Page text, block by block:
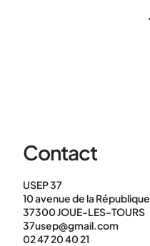
Contact
USEP 37
10 avenue de la République
37300 JOUE-LES-TOURS
37usep@gmail.com
02 47 20 40 21